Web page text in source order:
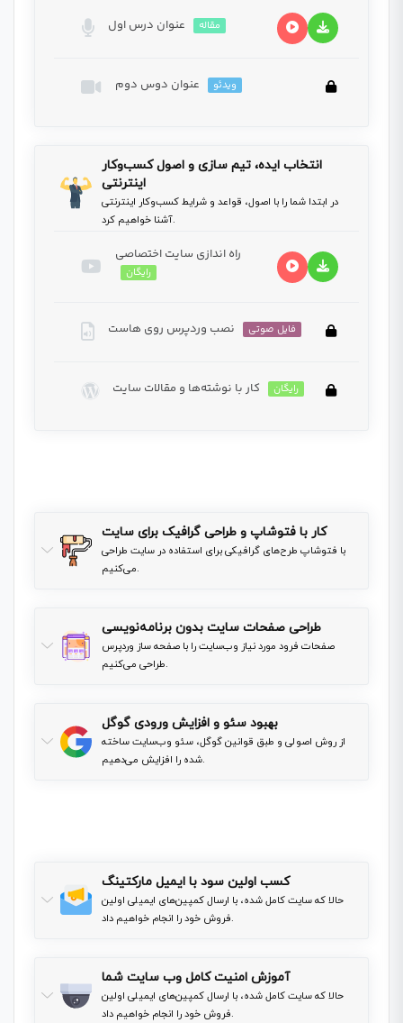
مقاله
محهتنه ویدئو
you need to buy this course.
انتخاب ایده، تیم سازی و اصول کسب‌و‌کار
اینترنتی
در ابتدا شما را با اصول، قواعد و شرایط کسب‌و‌کار اینترنتی
آشنا خواهیم کرد.
راه اندازی سایت اختصاصی
رایگان
فایل صوتی
This lesson is private, for full access to all lessons
رایگان
کار با فتوشاپ و طراحی گرافیک برای سایت
با فتوشاپ طرح‌های گرافیکی برای استفاده در سایت طراحی
می‌کنیم.
طراحی صفحات سایت بدون برنامه‌نویسی
صفحات فرود مورد نیاز وب‌سایت را با صفحه ساز وردپرس
طراحی می‌کنیم.
بهبود سئو و افزایش ورودی گوگل
از روش اصولی و طبق قوانین گوگل، سئو وب‌سایت ساخته
شده را افزایش می‌دهیم.
کسب اولین سود با ایمیل مارکتینگ
حالا که سایت کامل شده، با ارسال کمپین‌های ایمیلی اولین
فروش خود را انجام خواهیم داد.
آموزش امنیت کامل وب سایت شما
حالا که سایت کامل شده، با ارسال کمپین‌های ایمیلی اولین
فروش خود را انجام خواهیم داد.